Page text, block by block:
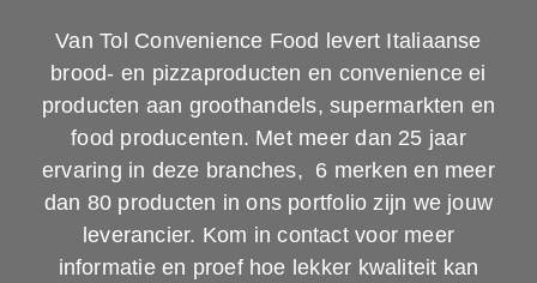
Van Tol Convenience Food levert Italiaanse
brood- en pizzaproducten en convenience ei
producten aan groothandels, supermarkten en
food producenten. Met meer dan 25 jaar
ervaring in deze branches, 6 merken en meer
dan 80 producten in ons portfolio zijn we jouw
leverancier. Kom in contact voor meer
informatie en proef hoe lekker kwaliteit kan